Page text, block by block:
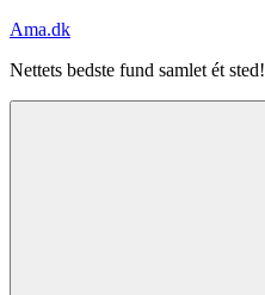
Videre
indhold
Ama.dk
Nettets bedste fund samlet ét sted!